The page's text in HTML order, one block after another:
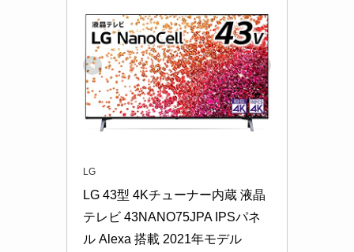
LG
LG 43型 4Kチューナー内蔵 液晶
テレビ 43NANO75JPA IPSパネ
ル Alexa 搭載 2021年モデル